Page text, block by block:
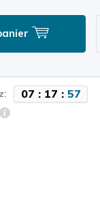
07 : 17 : 55